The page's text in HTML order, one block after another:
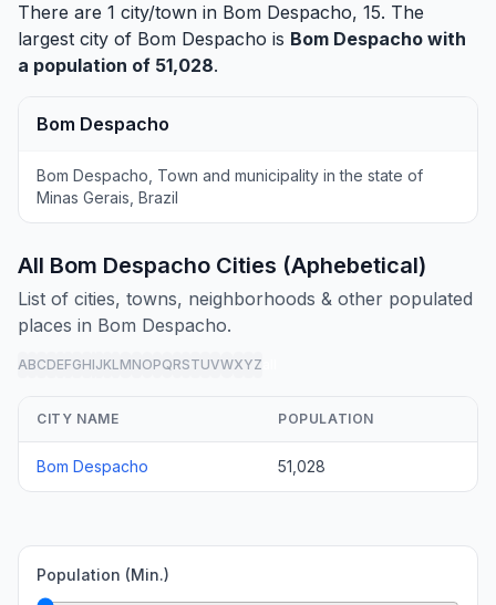
There are 1 city/town in Bom Despacho, 15. The
largest city of Bom Despacho is Bom Despacho with
a population of 51,028.
Bom Despacho
Bom Despacho, Town and municipality in the state of
Minas Gerais, Brazil
All Bom Despacho Cities (Aphebetical)
List of cities, towns, neighborhoods & other populated
places in Bom Despacho.
ABCDEFGHIJKLMNOPQRSTUVWXYZ
CITY NAME POPULATION
Bom Despacho 51,028
Population (Min.)